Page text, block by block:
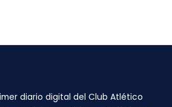
diario digital del Club Atlético